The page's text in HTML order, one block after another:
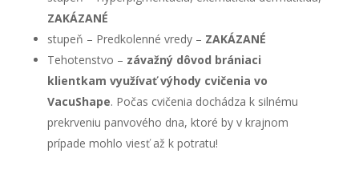
ZAKÁZANÉ
stupeň – Predkolenné vredy – ZAKÁZANÉ
Tehotenstvo – závažný dôvod brániaci
klientkam využívať výhody cvičenia vo
VacuShape. Počas cvičenia dochádza k silnému
prekrveniu panvového dna, ktoré by v krajnom
prípade mohlo viesť až k potratu!